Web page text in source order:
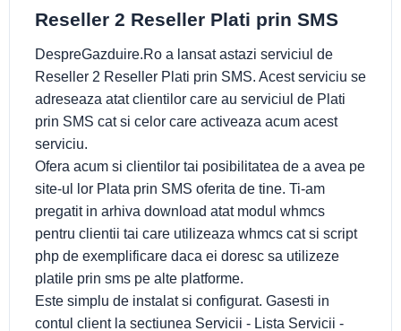
Reseller 2 Reseller Plati prin SMS
DespreGazduire.Ro a lansat astazi serviciul de
Reseller 2 Reseller Plati prin SMS. Acest serviciu se
adreseaza atat clientilor care au serviciul de Plati
prin SMS cat si celor care activeaza acum acest
serviciu.
Ofera acum si clientilor tai posibilitatea de a avea pe
site-ul lor Plata prin SMS oferita de tine. Ti-am
pregatit in arhiva download atat modul whmcs
pentru clientii tai care utilizeaza whmcs cat si script
php de exemplificare daca ei doresc sa utilizeze
platile prin sms pe alte platforme.
Este simplu de instalat si configurat. Gasesti in
contul client la sectiunea Servicii - Lista Servicii -